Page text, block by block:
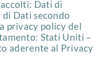
Dati di
Dati secondo
privacy policy del
Stati Uniti –
aderente al Privacy